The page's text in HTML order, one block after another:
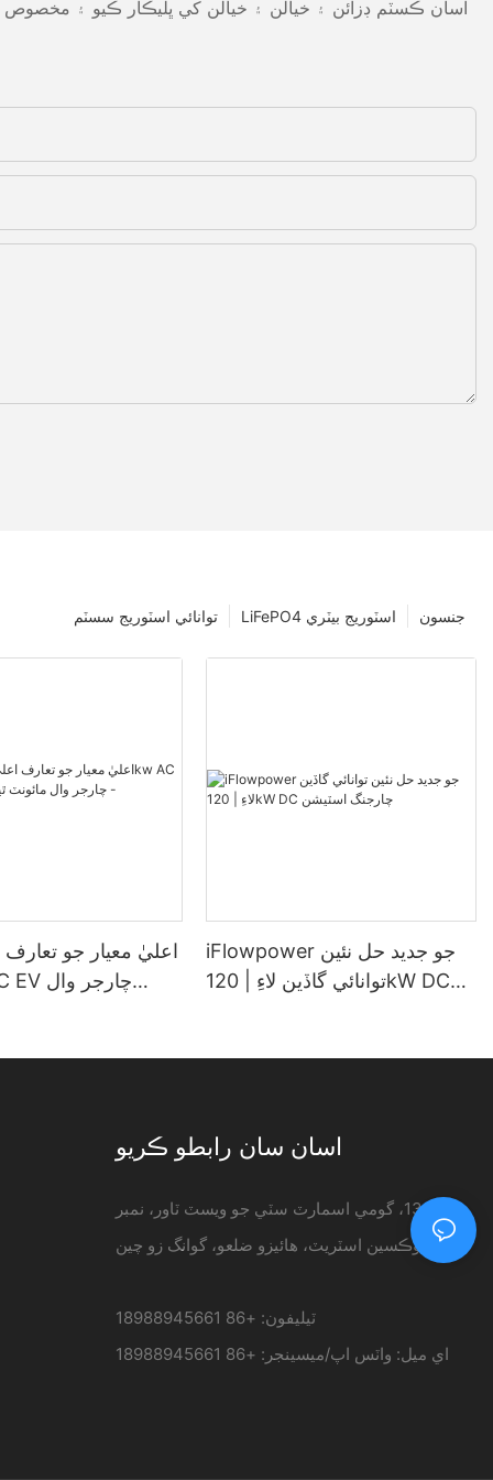
اسان ڪسٽم ڊزائن ۽ خيالن ۽ خيالن کي ڀليڪار ڪيو ۽
جنسون LiFePO4 اسٽوريج بيٽري توانائي اسٽوريج سسٽم
اعليٰ معيار جو تعارف
iFlowpower جو جديد حل نئين
توانائي گاڏين لاءِ | 120kW DC
اسان سان رابطو ڪريو
منزل 13، گومي اسمارٽ سٽي جو ويسٽ ٽاور، نمبر
33 جوڪسين اسٽريٽ، هائيزو ضلعو، گوانگ زو چين
ٽيليفون: +86 18988945661
اي ميل: واٽس اپ/ميسينجر: +86 18988945661